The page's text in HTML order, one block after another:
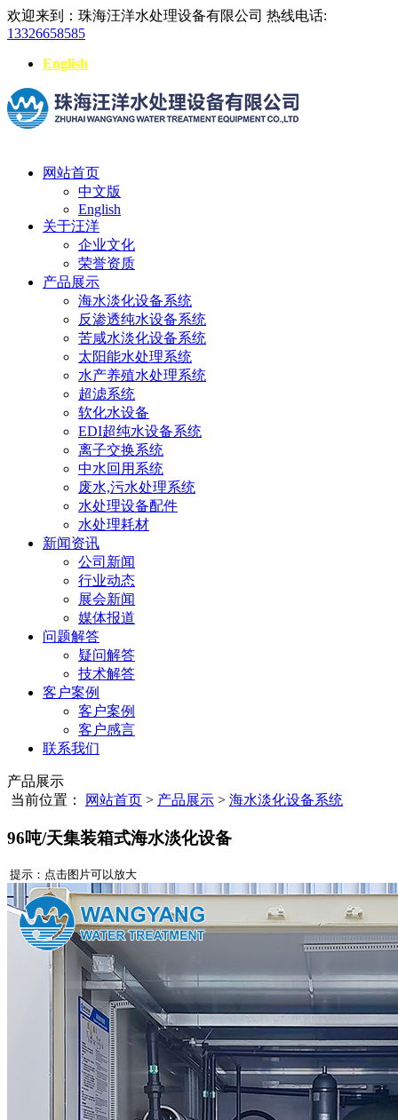
欢迎来到：珠海汪洋水处理设备有限公司 热线电话:
13326658585
English
网站首页
中文版
English
关于汪洋
企业文化
荣誉资质
产品展示
海水淡化设备系统
反渗透纯水设备系统
苦咸水淡化设备系统
太阳能水处理系统
水产养殖水处理系统
超滤系统
软化水设备
EDI超纯水设备系统
离子交换系统
中水回用系统
废水,污水处理系统
水处理设备配件
水处理耗材
新闻资讯
公司新闻
行业动态
展会新闻
媒体报道
问题解答
疑问解答
技术解答
客户案例
客户案例
客户感言
联系我们
产品展示
当前位置：
网站首页 > 产品展示 > 海水淡化设备系统
96吨/天集装箱式海水淡化设备
提示：点击图片可以放大